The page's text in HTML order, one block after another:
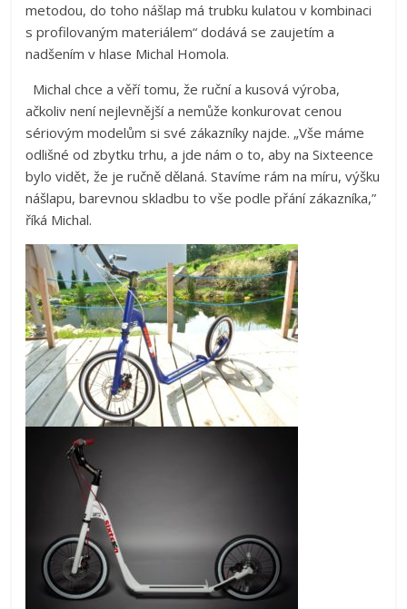
metodou, do toho nášlap má trubku kulatou v kombinaci
s profilovaným materiálem“ dodává se zaujetím a
nadšením v hlase Michal Homola.
Michal chce a věří tomu, že ruční a kusová výroba,
ačkoliv není nejlevnější a nemůže konkurovat cenou
sériovým modelům si své zákazníky najde. „Vše máme
odlišné od zbytku trhu, a jde nám o to, aby na Sixteence
bylo vidět, že je ručně dělaná. Stavíme rám na míru, výšku
nášlapu, barevnou skladbu to vše podle přání zákazníka,”
říká Michal.